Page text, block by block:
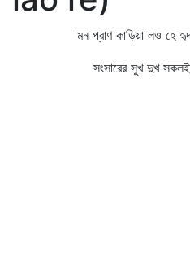
মন প্রাণ কাড়িয়া লও হে
সংসারের সুখ দুখ সকলই